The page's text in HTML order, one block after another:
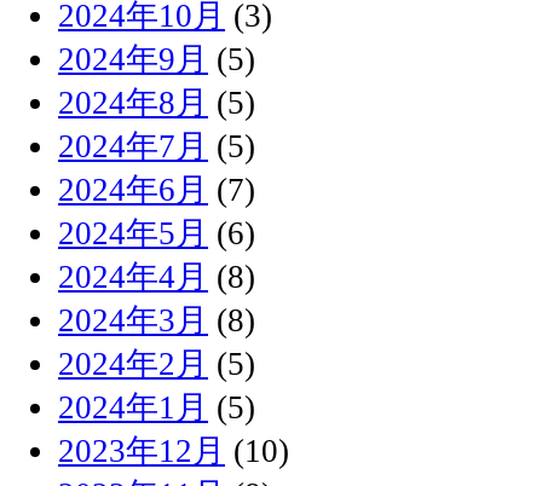
2024年10月 (3)
2024年9月 (5)
2024年8月 (5)
2024年7月 (5)
2024年6月 (7)
2024年5月 (6)
2024年4月 (8)
2024年3月 (8)
2024年2月 (5)
2024年1月 (5)
2023年12月 (10)